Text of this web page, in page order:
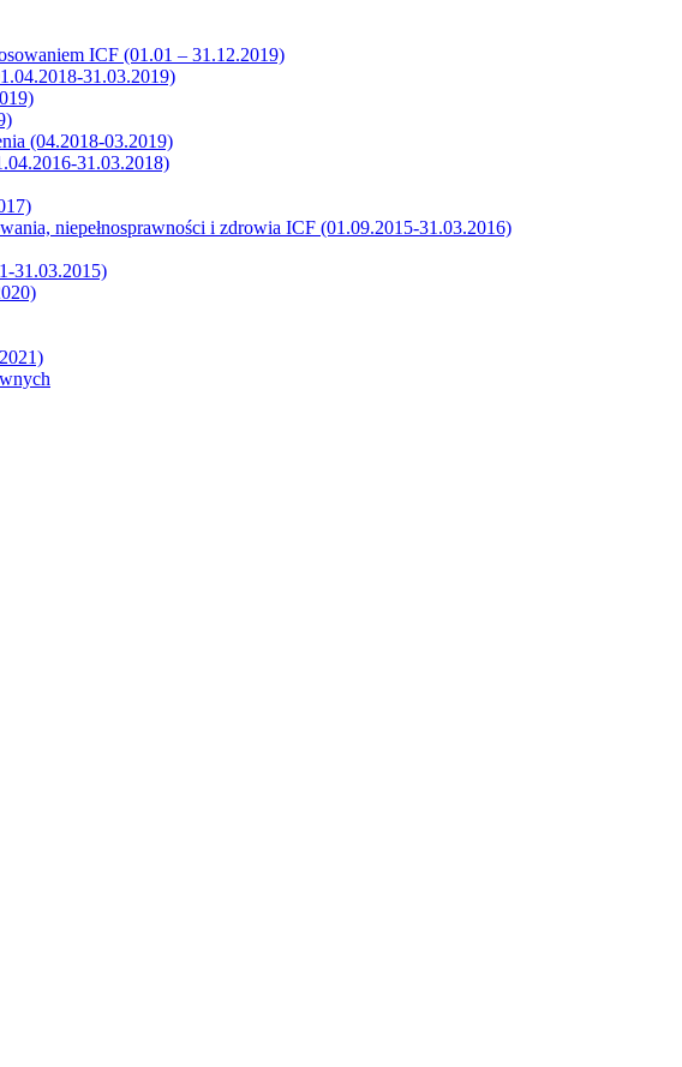
ICF (01.01 – 31.12.2019)
31.03.2019)
(04.2018-03.2019)
31.03.2018)
niepełnosprawności i zdrowia ICF (01.09.2015-31.03.2016)
31.03.2015)